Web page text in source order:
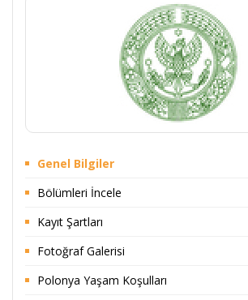
Genel Bilgiler
Bölümleri İncele
Kayıt Şartları
Fotoğraf Galerisi
Polonya Yaşam Koşulları